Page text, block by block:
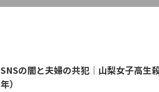
SNSの闇と夫婦の共犯｜山梨女子高生
年）